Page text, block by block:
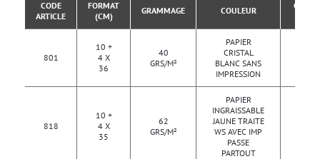
CODE
ARTICLE
FORMAT
(CM)
GRAMMAGE COULEUR
COLIS
801
10 +
4 X
36
40
GRS/M²
PAPIER
CRISTAL
BLANC SANS
IMPRESSION
818
10 +
4 X
35
62
GRS/M²
PAPIER
INGRAISSABLE
JAUNE TRAITE
WS AVEC IMP
PASSE
PARTOUT